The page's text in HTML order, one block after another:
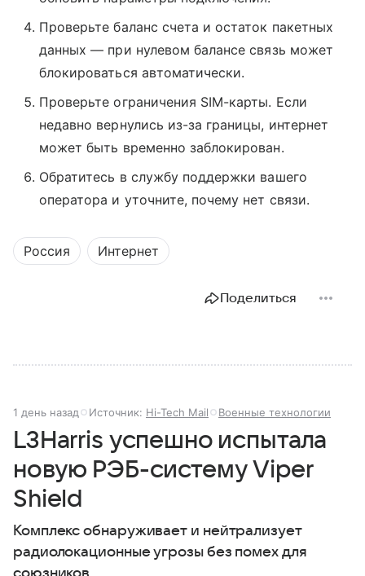
Проверьте баланс счета и остаток пакетных
данных — при нулевом балансе связь может
блокироваться автоматически.
Проверьте ограничения SIM-карты. Если
недавно вернулись из-за границы, интернет
может быть временно заблокирован.
Обратитесь в службу поддержки вашего
оператора и уточните, почему нет связи.
Россия Интернет
Поделиться
1 день назад Источник: Hi-Tech Mail Военные технологии
L3Harris успешно испытала
новую РЭБ-систему Viper
Shield
Комплекс обнаруживает и нейтрализует
радиолокационные угрозы без помех для